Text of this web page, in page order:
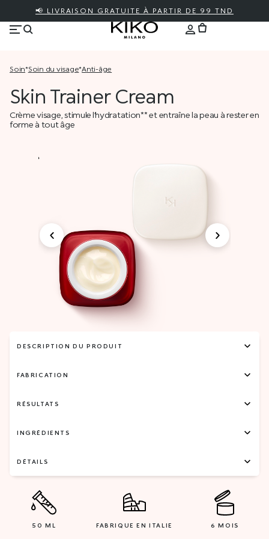
📢 LIVRAISON GRATUITE À PARTIR DE 99 TND
soin* soin du visage* anti-âge
Skin Trainer Cream
Crème visage, stimule l’hydratation** et entraîne la peau à rester en
forme à tout âge
DESCRIPTION DU PRODUIT
FABRICATION
RÉSULTATS
INGRÉDIENTS
DÉTAILS
50 ML FABRIQUE EN ITALIE 6 MOIS